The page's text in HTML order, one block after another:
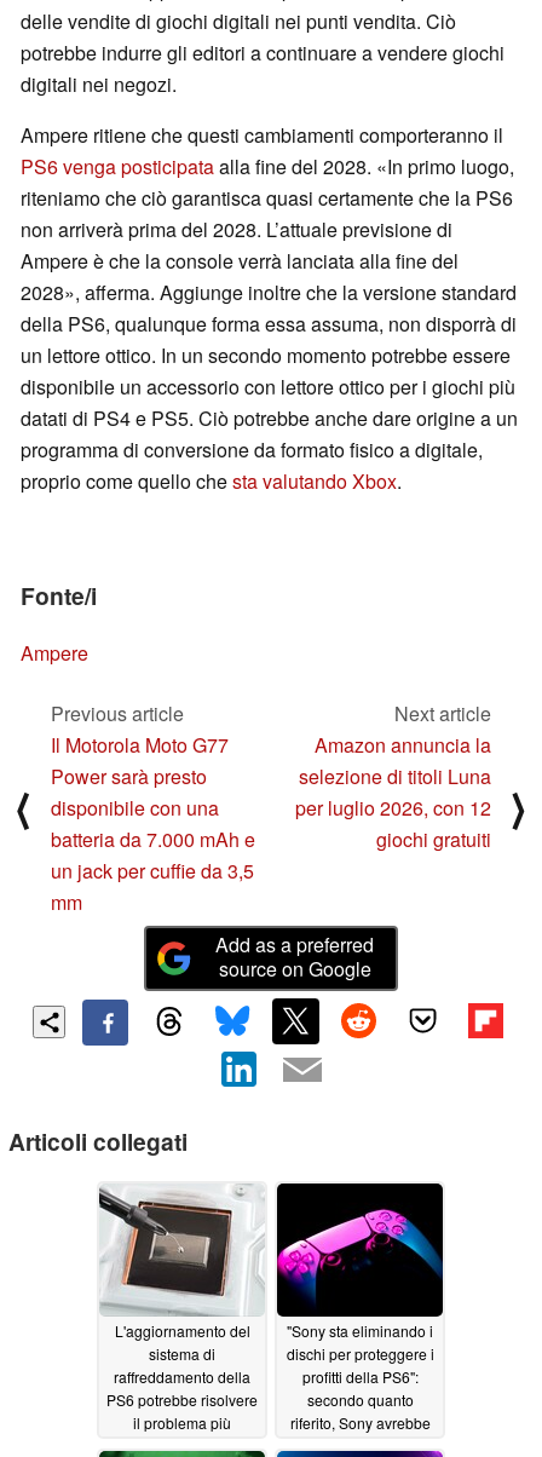
delle vendite di giochi digitali nei punti vendita. Ciò
potrebbe indurre gli editori a continuare a vendere giochi
digitali nei negozi.
Ampere ritiene che questi cambiamenti comporteranno il
PS6 venga posticipataalla fine del 2028. «In primo luogo,
riteniamo che ciò garantisca quasi certamente che la PS6
non arriverà prima del 2028. L’attuale previsione di
Ampere è che la console verrà lanciata alla fine del
2028», afferma. Aggiunge inoltre che la versione standard
della PS6, qualunque forma essa assuma, non disporrà di
un lettore ottico. In un secondo momento potrebbe essere
disponibile un accessorio con lettore ottico per i giochi più
datati di PS4 e PS5. Ciò potrebbe anche dare origine a un
programma di conversione da formato fisico a digitale,
proprio come quello chesta valutando Xbox.
Fonte/i
Ampere
⟨
Previous article
Il Motorola Moto G77
Power sarà presto
disponibile con una
batteria da 7.000 mAh e
un jack per cuffie da 3,5
mm
Next article
Amazon annuncia la
selezione di titoli Luna
per luglio 2026, con 12
giochi gratuiti
⟩
Add as a preferred
source on Google
Articoli collegati
L'aggiornamento del
sistema di
raffreddamento della
PS6 potrebbe risolvere
il problema più
"Sony sta eliminando i
dischi per proteggere i
profitti della PS6":
secondo quanto
riferito, Sony avrebbe